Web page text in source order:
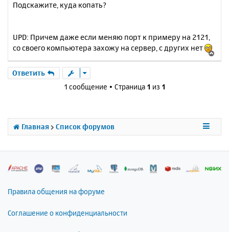
Подскажите, куда копать?
UPD: Причем даже если меняю порт к примеру на 2121,
со своего компьютера захожу на сервер, с других нет
е
с
н
ч
Ответить
1 сообщение • Страница 1 из 1
Главная Список форумов
Правила общения на форуме
Соглашение о конфиденциальности